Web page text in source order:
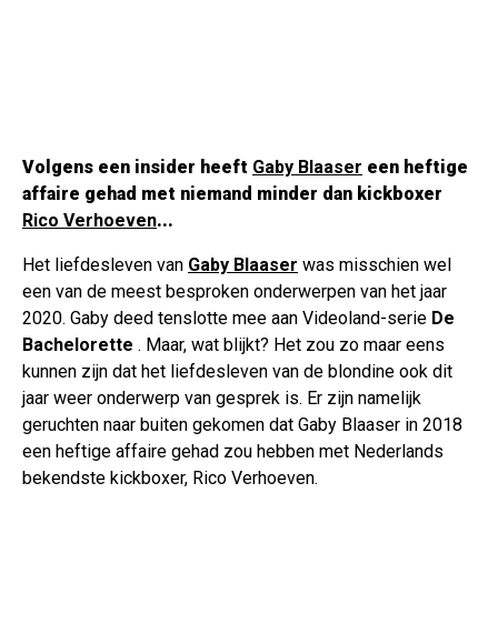
Volgens een insider heeft Gaby Blaaser een heftige
affaire gehad met niemand minder dan kickboxer
Rico Verhoeven...
Het liefdesleven van Gaby Blaaser was misschien wel
een van de meest besproken onderwerpen van het jaar
2020. Gaby deed tenslotte mee aan Videoland-serie De
Bachelorette . Maar, wat blijkt? Het zou zo maar eens
kunnen zijn dat het liefdesleven van de blondine ook dit
jaar weer onderwerp van gesprek is. Er zijn namelijk
geruchten naar buiten gekomen dat Gaby Blaaser in 2018
een heftige affaire gehad zou hebben met Nederlands
bekendste kickboxer, Rico Verhoeven.